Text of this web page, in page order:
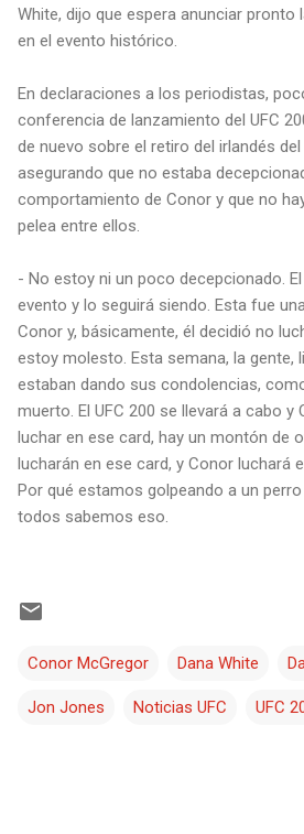
White, dijo que espera anunciar pronto
en el evento histórico.
En declaraciones a los periodistas,
conferencia de lanzamiento del UFC
de nuevo sobre el retiro del irlandés
asegurando que no estaba
comportamiento de Conor y que no
pelea entre ellos.
- No estoy ni un poco decepcionado. El
evento y lo seguirá siendo. Esta fue
Conor y, básicamente, él decidió no
estoy molesto. Esta semana, la gente,
estaban dando sus condolencias,
muerto. El UFC 200 se llevará a cabo
luchar en ese card, hay un montón de
lucharán en ese card, y Conor luchará
Por qué estamos golpeando a un
todos sabemos eso.
Conor McGregor Dana White
Jon Jones Noticias UFC UFC